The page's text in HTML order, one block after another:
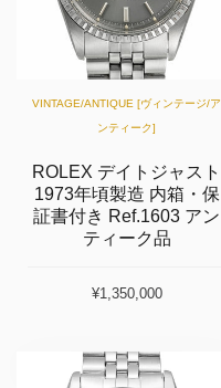
VINTAGE/ANTIQUE [ヴィンテージ/ア
ンティーク]
ROLEX デイトジャスト
1973年頃製造 内箱・保
証書付き Ref.1603 アン
ティーク品
¥1,350,000